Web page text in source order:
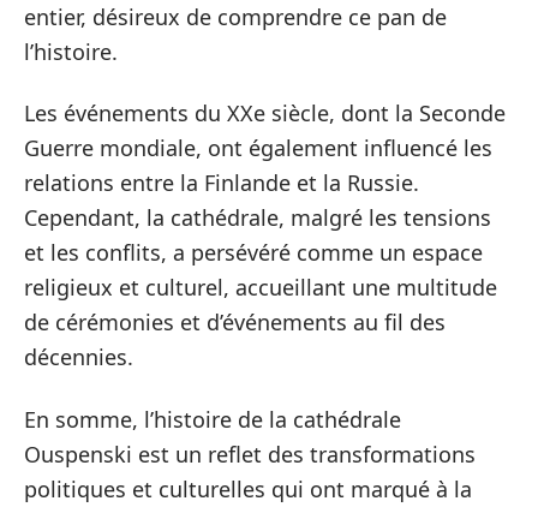
entier, désireux de comprendre ce pan de
l’histoire.
Les événements du XXe siècle, dont la Seconde
Guerre mondiale, ont également influencé les
relations entre la Finlande et la Russie.
Cependant, la cathédrale, malgré les tensions
et les conflits, a persévéré comme un espace
religieux et culturel, accueillant une multitude
de cérémonies et d’événements au fil des
décennies.
En somme, l’histoire de la cathédrale
Ouspenski est un reflet des transformations
politiques et culturelles qui ont marqué à la